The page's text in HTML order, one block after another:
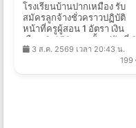
โรงเรียนบ้านปากเหมือง รับ
สมัครลูกจ้างชั่วคราวปฏิบัติ
หน้าที่ครูผู้สอน 1 อัตรา เงิน
เดือน 9,450 บาท ตั้งแต่วันที่ 3-
14 ส.ค. 2569
3 ส.ค. 2569 เวลา 20:43 น.
199